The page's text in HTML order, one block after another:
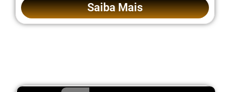
Saiba Mais